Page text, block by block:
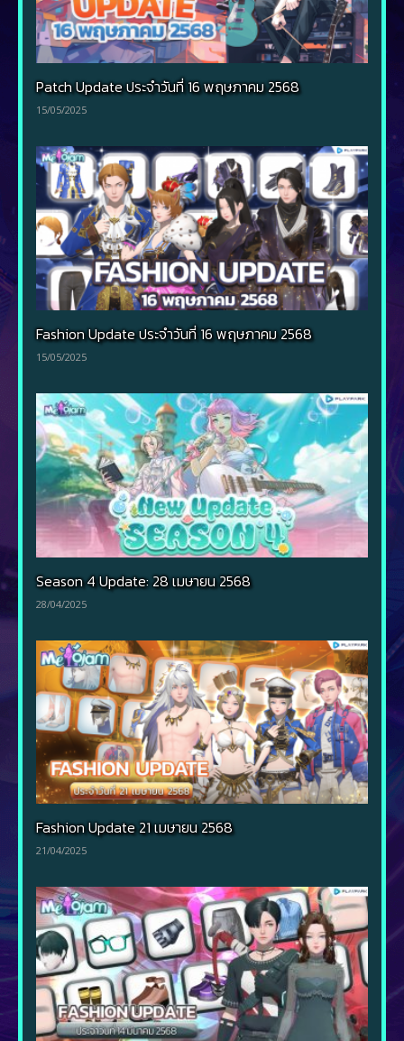
Patch Update ประจำวันที่ 16 พฤษภาคม 2568
15/05/2025
Fashion Update ประจำวันที่ 16 พฤษภาคม 2568
15/05/2025
Season 4 Update: 28 เมษายน 2568
28/04/2025
Fashion Update 21 เมษายน 2568
21/04/2025